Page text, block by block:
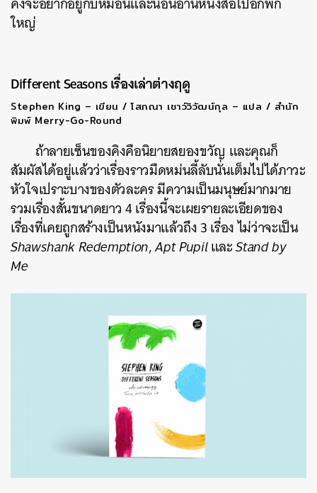
ใหญ่
Different Seasonsเรื่องเล่าต่างฤดู
Stephen King – เขียน / โสภณา เชาว์วิวัฒน์กุล – แปล / สำนัก
พิมพ์ Merry-Go-Round
ถ้าลายเซ็นของคิงคือนิยายสยองขวัญ และคุณก็
สัมผัสได้อยู่แล้วว่าเรื่องราวมืดหม่นลี้ลับนั่นเต็มไปได้ภาวะ
หัวใจเปราะบางของตัวละคร มีความเป็นมนุษย์มากมาย
รวมเรื่องสั้นขนาดยาว 4 เรื่องนี้จะเผยรายละเอียดของ
เรื่องที่เคยถูกสร้างเป็นหนังมาแล้วถึง 3 เรื่อง ไม่ว่าจะเป็น
Shawshank Redemption,Apt PupilและStand by
Me